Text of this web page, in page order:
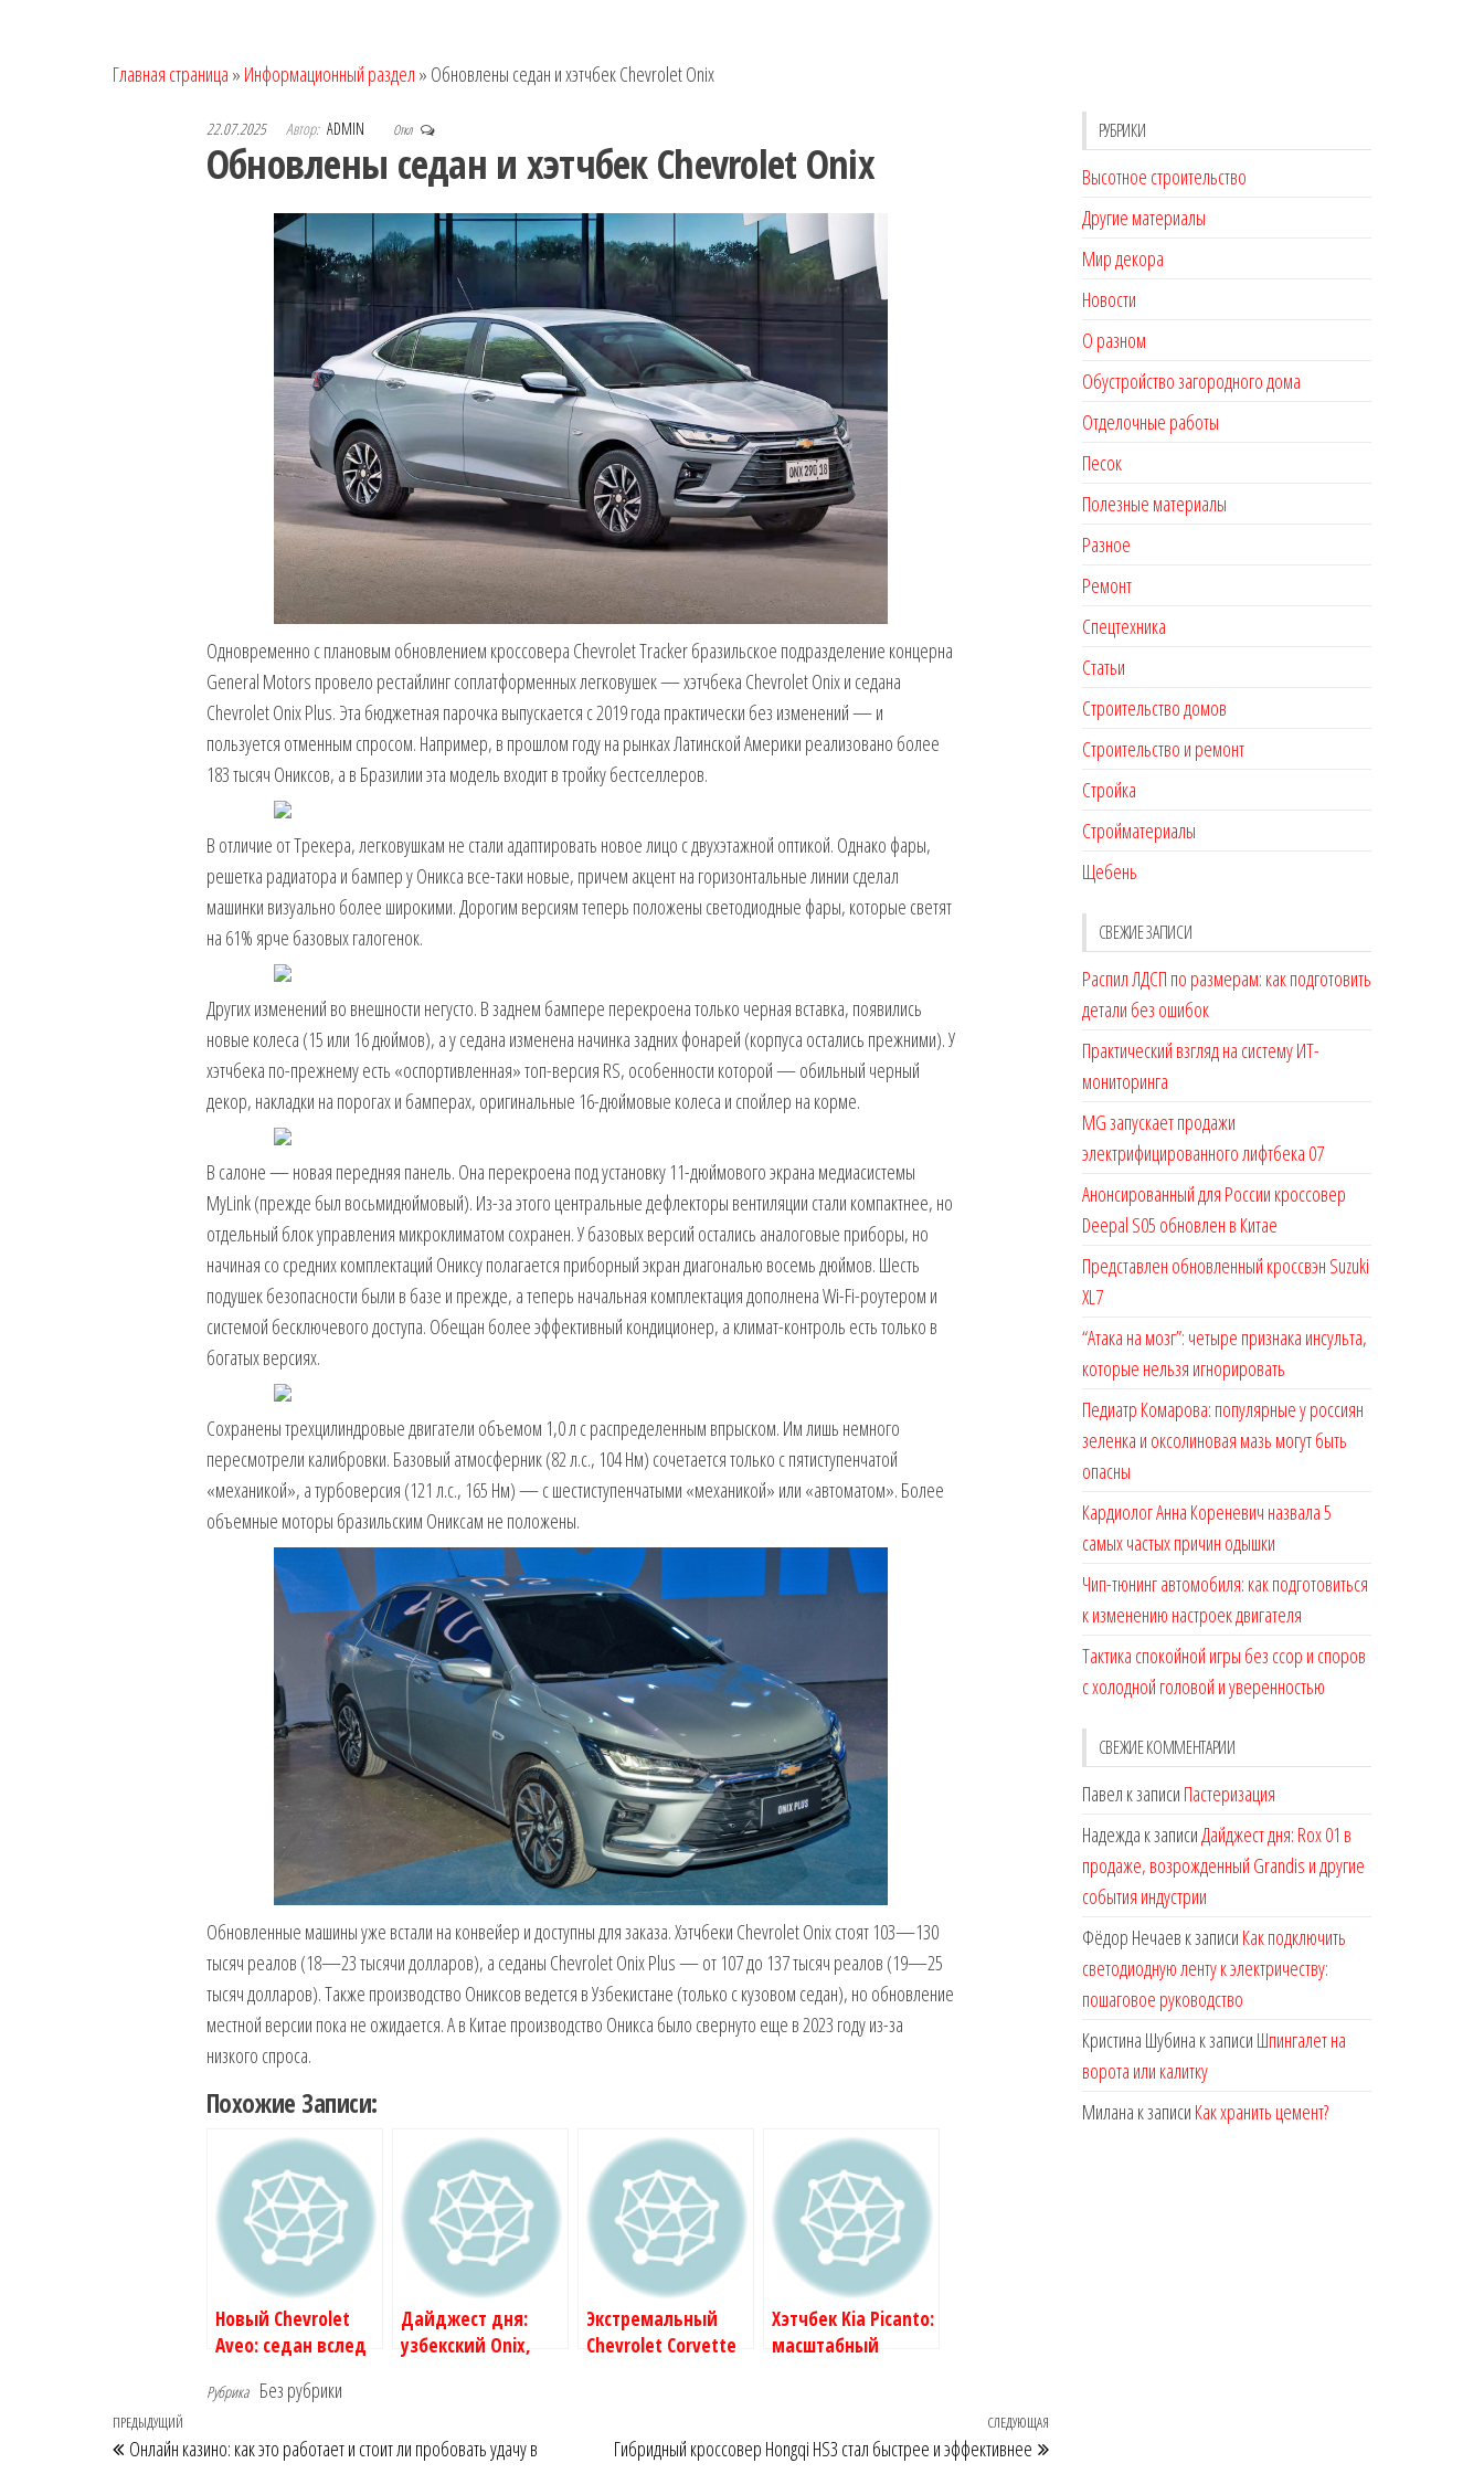
Главная страница » Информационный раздел » Обновлены седан и хэтчбек Chevrolet Onix
22.07.2025 Автор: ADMIN Откл
Обновлены седан и хэтчбек Chevrolet Onix
Одновременно с плановым обновлением кроссовера Chevrolet Tracker бразильское подразделение концерна
General Motors провело рестайлинг соплатформенных легковушек — хэтчбека Chevrolet Onix и седана
Chevrolet Onix Plus. Эта бюджетная парочка выпускается с 2019 года практически без изменений — и
пользуется отменным спросом. Например, в прошлом году на рынках Латинской Америки реализовано более
183 тысяч Ониксов, а в Бразилии эта модель входит в тройку бестселлеров.
В отличие от Трекера, легковушкам не стали адаптировать новое лицо с двухэтажной оптикой. Однако фары,
решетка радиатора и бампер у Оникса все-таки новые, причем акцент на горизонтальные линии сделал
машинки визуально более широкими. Дорогим версиям теперь положены светодиодные фары, которые светят
на 61% ярче базовых галогенок.
Других изменений во внешности негусто. В заднем бампере перекроена только черная вставка, появились
новые колеса (15 или 16 дюймов), а у седана изменена начинка задних фонарей (корпуса остались прежними). У
хэтчбека по-прежнему есть «оспортивленная» топ-версия RS, особенности которой — обильный черный
декор, накладки на порогах и бамперах, оригинальные 16-дюймовые колеса и спойлер на корме.
В салоне — новая передняя панель. Она перекроена под установку 11-дюймового экрана медиасистемы
MyLink (прежде был восьмидюймовый). Из-за этого центральные дефлекторы вентиляции стали компактнее, но
отдельный блок управления микроклиматом сохранен. У базовых версий остались аналоговые приборы, но
начиная со средних комплектаций Ониксу полагается приборный экран диагональю восемь дюймов. Шесть
подушек безопасности были в базе и прежде, а теперь начальная комплектация дополнена Wi-Fi-роутером и
системой бесключевого доступа. Обещан более эффективный кондиционер, а климат-контроль есть только в
богатых версиях.
Сохранены трехцилиндровые двигатели объемом 1,0 л с распределенным впрыском. Им лишь немного
пересмотрели калибровки. Базовый атмосферник (82 л.с., 104 Нм) сочетается только с пятиступенчатой
«механикой», а турбоверсия (121 л.с., 165 Нм) — с шестиступенчатыми «механикой» или «автоматом». Более
объемные моторы бразильским Ониксам не положены.
Обновленные машины уже встали на конвейер и доступны для заказа. Хэтчбеки Chevrolet Onix стоят 103—130
тысяч реалов (18—23 тысячи долларов), а седаны Chevrolet Onix Plus — от 107 до 137 тысяч реалов (19—25
тысяч долларов). Также производство Ониксов ведется в Узбекистане (только с кузовом седан), но обновление
местной версии пока не ожидается. А в Китае производство Оникса было свернуто еще в 2023 году из-за
низкого спроса.
Похожие Записи:
Новый Chevrolet
Aveo: седан вслед
подробности
Дайджест дня:
узбекский Onix,
Экстремальный
Chevrolet Corvette
Хэтчбек Kia Picanto:
масштабный
Рубрика Без рубрики
Навигация
по
Предыдущая
запись
ПРЕДЫДУЩИЙ
Онлайн казино: как это работает и стоит ли пробовать удачу в
Следующая
запись
СЛЕДУЮЩАЯ
Гибридный кроссовер Hongqi HS3 стал быстрее и эффективнее
РУБРИКИ
Высотное строительство
Другие материалы
Мир декора
Новости
О разном
Обустройство загородного дома
Отделочные работы
Песок
Полезные материалы
Разное
Ремонт
Спецтехника
Статьи
Строительство домов
Строительство и ремонт
Стройка
Стройматериалы
Щебень
СВЕЖИЕ ЗАПИСИ
Распил ЛДСП по размерам: как подготовить
детали без ошибок
Практический взгляд на систему ИТ-
мониторинга
MG запускает продажи
электрифицированного лифтбека 07
Анонсированный для России кроссовер
Deepal S05 обновлен в Китае
Представлен обновленный кроссвэн Suzuki
XL7
“Атака на мозг”: четыре признака инсульта,
которые нельзя игнорировать
Педиатр Комарова: популярные у россиян
зеленка и оксолиновая мазь могут быть
опасны
Кардиолог Анна Кореневич назвала 5
самых частых причин одышки
Чип-тюнинг автомобиля: как подготовиться
к изменению настроек двигателя
Тактика спокойной игры без ссор и споров
с холодной головой и уверенностью
СВЕЖИЕ КОММЕНТАРИИ
Павел к записи Пастеризация
Надежда к записиДайджест дня: Rox 01 в
продаже, возрожденный Grandis и другие
события индустрии
Фёдор Нечаев к записи Как подключить
светодиодную ленту к электричеству:
пошаговое руководство
Кристина Шубина к записи Шпингалет на
ворота или калитку
Милана к записи Как хранить цемент?